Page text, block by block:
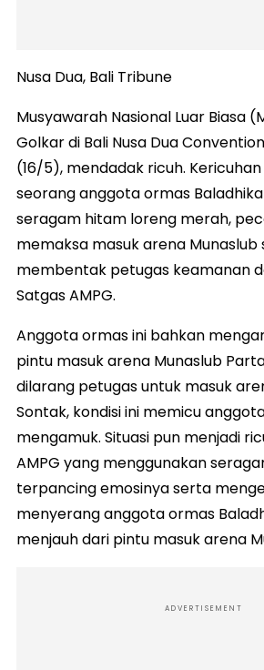
Nusa Dua, Bali Tribune
Musyawarah Nasional Luar Biasa
Golkar di Bali Nusa Dua
(16/5), mendadak ricuh.
seorang anggota ormas
seragam hitam loreng merah,
memaksa masuk arena Munaslub
membentak petugas keamanan
Satgas AMPG.
Anggota ormas ini bahkan
pintu masuk arena Munaslub
dilarang petugas untuk masuk
Sontak, kondisi ini memicu
mengamuk. Situasi pun menjadi
AMPG yang menggunakan
terpancing emosinya serta
menyerang anggota ormas
menjauh dari pintu masuk arena
ADVERTISEMENT